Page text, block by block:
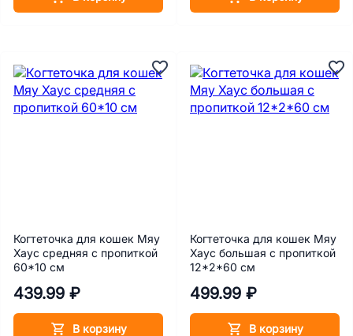
Когтеточка для кошек Мяу
Хаус средняя с пропиткой
60*10 см
439.99 ₽
В корзину
Когтеточка для кошек Мяу
Хаус большая с пропиткой
12*2*60 см
499.99 ₽
В корзину